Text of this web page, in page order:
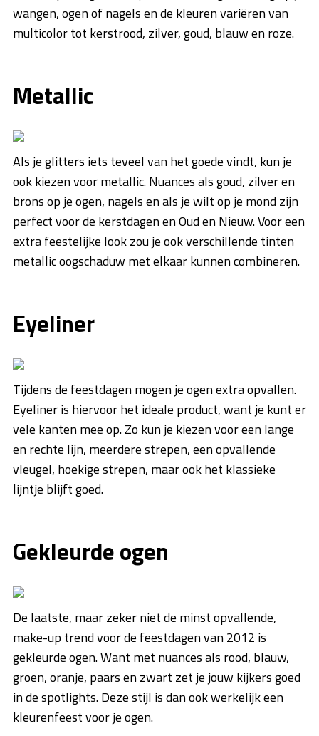
wangen, ogen of nagels en de kleuren variëren van
multicolor tot kerstrood, zilver, goud, blauw en roze.
Metallic
Als je glitters iets teveel van het goede vindt, kun je
ook kiezen voor metallic. Nuances als goud, zilver en
brons op je ogen, nagels en als je wilt op je mond zijn
perfect voor de kerstdagen en Oud en Nieuw. Voor een
extra feestelijke look zou je ook verschillende tinten
metallic oogschaduw met elkaar kunnen combineren.
Eyeliner
Tijdens de feestdagen mogen je ogen extra opvallen.
Eyeliner is hiervoor het ideale product, want je kunt er
vele kanten mee op. Zo kun je kiezen voor een lange
en rechte lijn, meerdere strepen, een opvallende
vleugel, hoekige strepen, maar ook het klassieke
lijntje blijft goed.
Gekleurde ogen
De laatste, maar zeker niet de minst opvallende,
make-up trend voor de feestdagen van 2012 is
gekleurde ogen. Want met nuances als rood, blauw,
groen, oranje, paars en zwart zet je jouw kijkers goed
in de spotlights. Deze stijl is dan ook werkelijk een
kleurenfeest voor je ogen.